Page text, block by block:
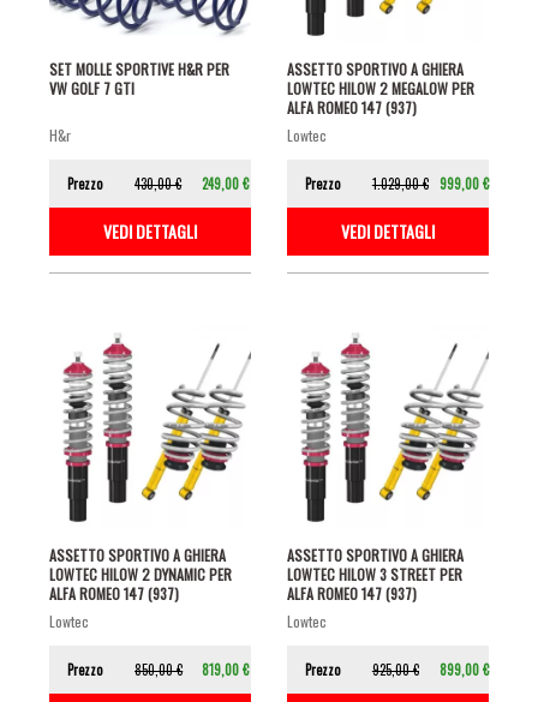
SET MOLLE SPORTIVE H&R PER
VW GOLF 7 GTI
h&r
Prezzo 430,00 € 249,00 €
VEDI DETTAGLI
ASSETTO SPORTIVO A GHIERA
LOWTEC HILOW 2 MEGALOW PER
ALFA ROMEO 147 (937)
lowtec
Prezzo 1.029,00 € 999,00 €
VEDI DETTAGLI
ASSETTO SPORTIVO A GHIERA
LOWTEC HILOW 2 DYNAMIC PER
ALFA ROMEO 147 (937)
lowtec
Prezzo 850,00 € 819,00 €
ASSETTO SPORTIVO A GHIERA
LOWTEC HILOW 3 STREET PER
ALFA ROMEO 147 (937)
lowtec
Prezzo 925,00 € 899,00 €